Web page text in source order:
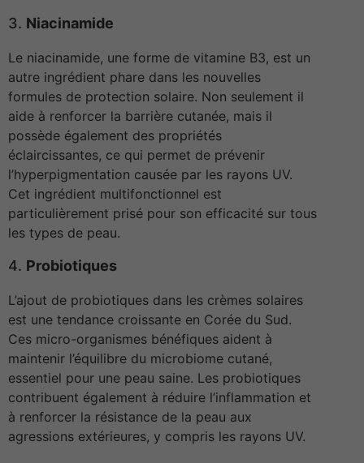
3. Niacinamide
Le niacinamide, une forme de vitamine B3, est un
autre ingrédient phare dans les nouvelles
formules de protection solaire. Non seulement il
aide à renforcer la barrière cutanée, mais il
possède également des propriétés
éclaircissantes, ce qui permet de prévenir
l’hyperpigmentation causée par les rayons UV.
Cet ingrédient multifonctionnel est
particulièrement prisé pour son efficacité sur tous
les types de peau.
4. Probiotiques
L’ajout de probiotiques dans les crèmes solaires
est une tendance croissante en Corée du Sud.
Ces micro-organismes bénéfiques aident à
maintenir l’équilibre du microbiome cutané,
essentiel pour une peau saine. Les probiotiques
contribuent également à réduire l’inflammation et
à renforcer la résistance de la peau aux
agressions extérieures, y compris les rayons UV.